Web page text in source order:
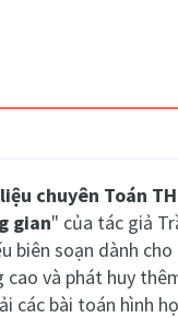
chuyên Toán
gian" của tác giả
biên soạn dành
cao và phát huy
các bài toán hình